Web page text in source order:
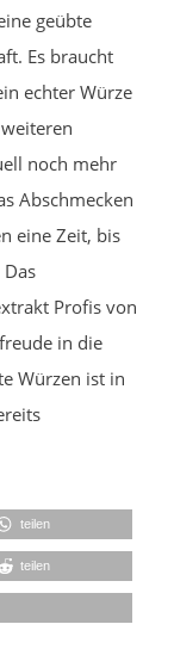
geübte
Es braucht
echter Würze
noch mehr
Abschmecken
eine Zeit, bis
Profis von
in die
Würzen ist in
teilen
teilen